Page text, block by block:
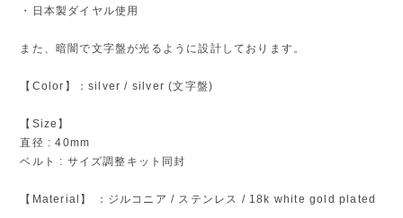
・日本製ダイヤル使用
また、暗闇で文字盤が光るように設計しております。
【Color】：silver / silver (文字盤)
【Size】
直径 : 40mm
ベルト : サイズ調整キット同封
【Material】 ：ジルコニア / ステンレス / 18k white gold plated